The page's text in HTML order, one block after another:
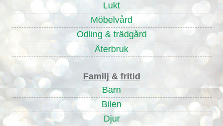
Lukt
Möbelvård
Odling & trädgård
Återbruk
Familj & fritid
Barn
Bilen
Djur